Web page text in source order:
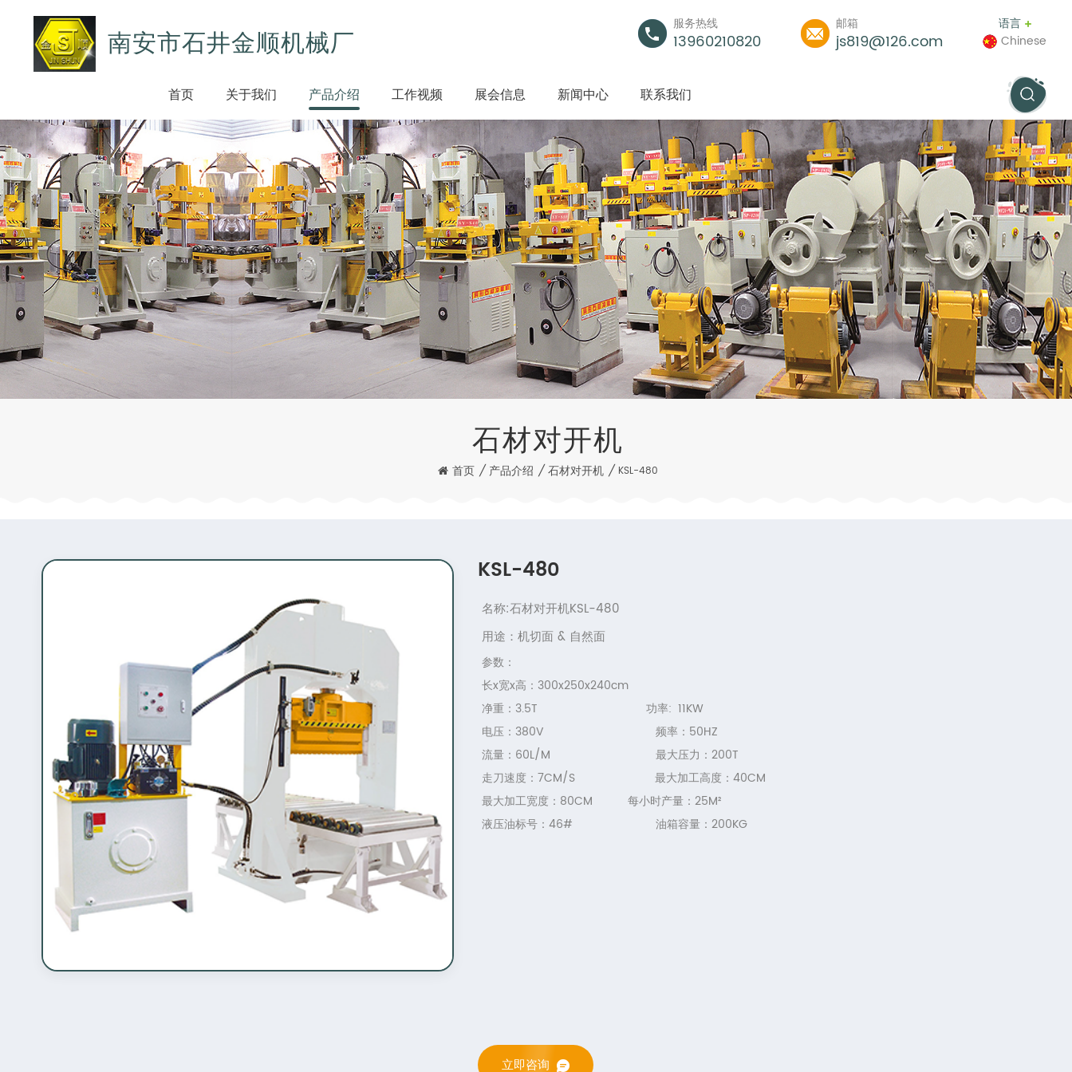
南安市石井金顺机械厂
语言
Chinese
服务热线
13960210820
邮箱
js819@126.com
首页 关于我们 产品介绍 工作视频 展会信息 新闻中心 联系我们
石材对开机
首页 / 产品介绍 / 石材对开机 / KSL-480
KSL-480
名称:石材对开机KSL-480
用途：机切面 & 自然面
参数：
长x宽x高：300x250x240cm
净重：3.5T 功率: 11KW
电压：380V 频率：50HZ
流量：60L/M 最大压力：200T
走刀速度：7CM/S 最大加工高度：40CM
最大加工宽度：80CM 每小时产量：25M²
液压油标号：46# 油箱容量：200KG
立即咨询